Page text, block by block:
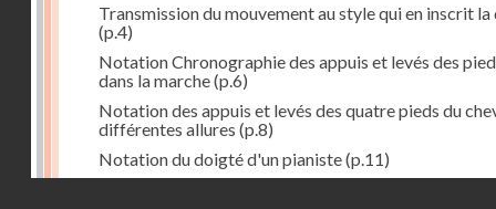
Transmission du mouvement au style qui en inscrit la
(p.4)
Notation Chronographie des appuis et levés des
dans la marche(p.6)
Notation des appuis et levés des quatre pieds du
différentes allures (p.8)
Notation du doigté d'un pianiste(p.11)